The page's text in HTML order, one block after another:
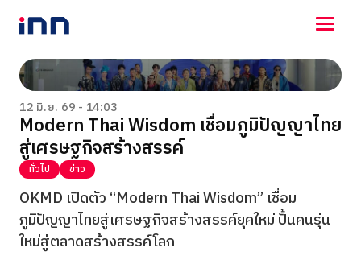
NEWS
ENTERTAINMENT
LIFESTYLE
HOROSCOPE
LOTTERY
VIDEO
ร่วมด้วยช่วยกัน
12 มิ.ย. 69 - 14:03
Modern Thai Wisdom เชื่อมภูมิปัญญาไทย
สู่เศรษฐกิจสร้างสรรค์
ทั่วไป ข่าว
OKMD เปิดตัว “Modern Thai Wisdom” เชื่อม
ภูมิปัญญาไทยสู่เศรษฐกิจสร้างสรรค์ยุคใหม่ ปั้นคนรุ่น
ใหม่สู่ตลาดสร้างสรรค์โลก